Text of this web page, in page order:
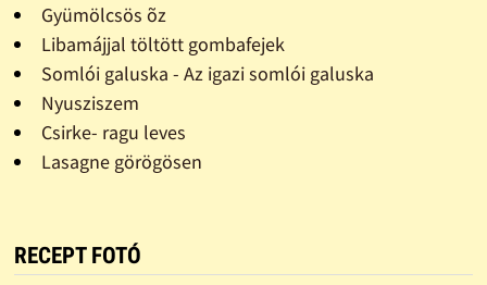
Gyümölcsös õz
Libamájjal töltött gombafejek
Somlói galuska - Az igazi somlói galuska
Nyusziszem
Csirke- ragu leves
Lasagne görögösen
RECEPT FOTÓ